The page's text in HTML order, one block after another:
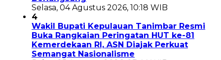
Selasa, 04 Agustus 2026, 10:18 WIB
4
Wakil Bupati Kepulauan Tanimbar Resmi
Buka Rangkaian Peringatan HUT ke-81
Kemerdekaan RI, ASN Diajak Perkuat
Semangat Nasionalisme